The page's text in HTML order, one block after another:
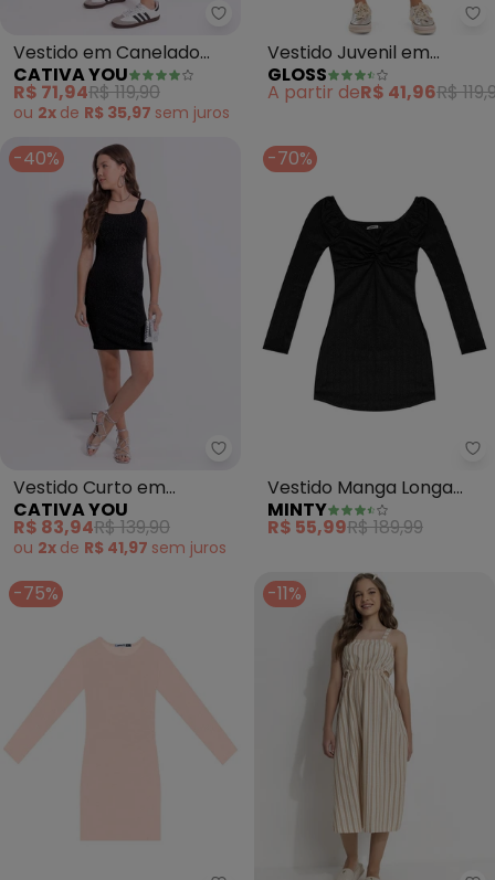
Cativa You - Vestido em
Vestido em Canelado
(Preto)
CATIVA YOU
R$ 71,94R$ 119,90
ou 2x de R$ 35,97 sem juros
Vestido Juvenil em
Cotton (Preto)
GLOSS
A partir deR$ 41,96R$
-40%
Cativa You - Vestido Curto em
Vestido Curto em
Canelado (Preto)
CATIVA YOU
R$ 83,94R$ 139,90
ou 2x de R$ 41,97 sem juros
-70%
Vestido Manga Longa
Juvenil (Preto)
MINTY
R$ 55,99R$ 189,99
-75% -11%